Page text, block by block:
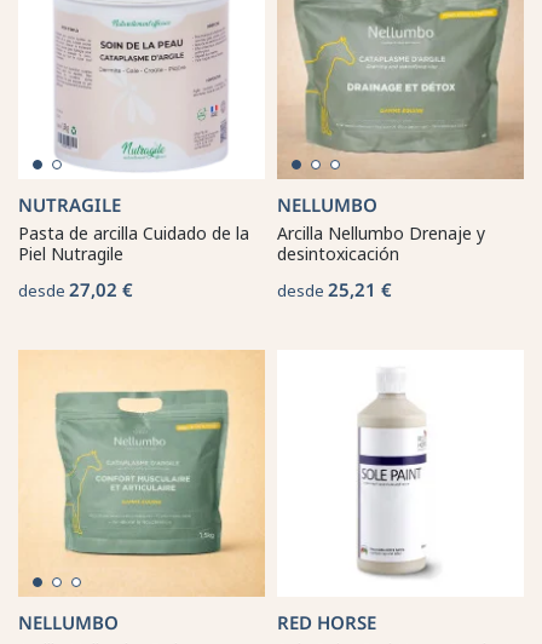
NUTRAGILE
Pasta de arcilla Cuidado de la
Piel Nutragile
desde 27,02 €
NELLUMBO
Arcilla Nellumbo Drenaje y
desintoxicación
desde 25,21 €
NELLUMBO RED HORSE